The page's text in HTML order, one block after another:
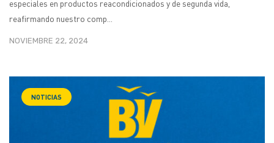
especiales en productos reacondicionados y de segunda vida,
reafirmando nuestro comp...
NOVIEMBRE 22, 2024
NOTICIAS